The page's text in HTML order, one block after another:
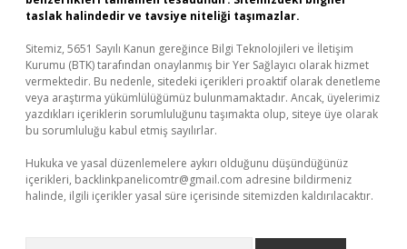
taslak halindedir ve tavsiye niteliği taşımazlar.
Sitemiz, 5651 Sayılı Kanun gereğince Bilgi Teknolojileri ve İletişim
Kurumu (BTK) tarafından onaylanmış bir Yer Sağlayıcı olarak hizmet
vermektedir. Bu nedenle, sitedeki içerikleri proaktif olarak denetleme
veya araştırma yükümlülüğümüz bulunmamaktadır. Ancak, üyelerimiz
yazdıkları içeriklerin sorumluluğunu taşımakta olup, siteye üye olarak
bu sorumluluğu kabul etmiş sayılırlar.
Hukuka ve yasal düzenlemelere aykırı olduğunu düşündüğünüz
içerikleri, backlinkpanelicomtr@gmail.com adresine bildirmeniz
halinde, ilgili içerikler yasal süre içerisinde sitemizden kaldırılacaktır.